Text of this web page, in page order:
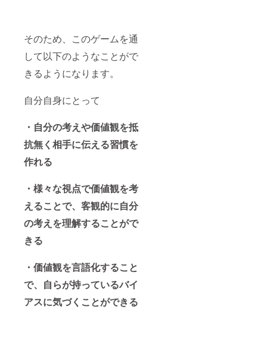
そのため、このゲームを通
して以下のようなことがで
きるようになります。
自分自身にとって
・自分の考えや価値観を抵
抗無く相手に伝える習慣を
作れる
・様々な視点で価値観を考
えることで、客観的に自分
の考えを理解することがで
きる
・価値観を言語化すること
で、自らが持っているバイ
アスに気づくことができる